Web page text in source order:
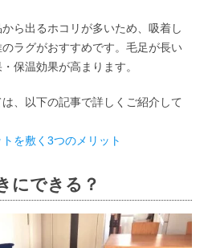
ら出るホコリが多いため、吸着し
ラグがおすすめです。毛足が長い
保温効果が高まります。
、以下の記事で詳しくご紹介して
を敷く3つのメリット
にできる？